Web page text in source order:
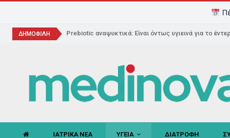
ΔΗΜΟΦΙΛΗ Prebiotic αναψυκτικά: Είναι όντως υγιεινά για το
ΙΑΤΡΙΚΑ ΝΕΑ ΥΓΕΙΑ ΔΙΑΤΡΟΦΗ